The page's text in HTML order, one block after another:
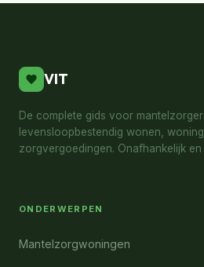
VIT
De complete gids voor
levensloopbestendig wonen,
zorgvergoedingen. Onafhankelijk en
ONDERWERPEN
Mantelzorgwoningen